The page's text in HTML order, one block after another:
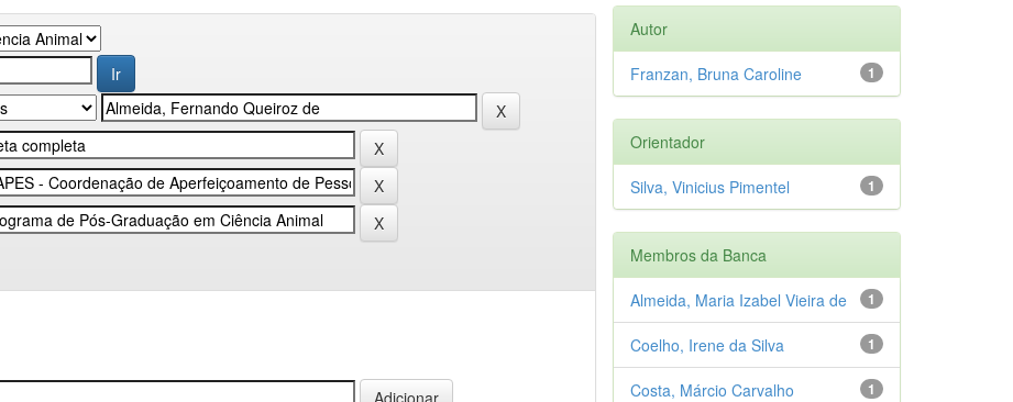
Autor
1
Franzan, Bruna Caroline
Orientador
1
Silva, Vinicius Pimentel
Membros da Banca
1
Almeida, Maria Izabel Vieira de
1
Coelho, Irene da Silva
1
Costa, Márcio Carvalho